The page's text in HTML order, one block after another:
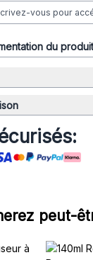
vous pour
du produit
peut-